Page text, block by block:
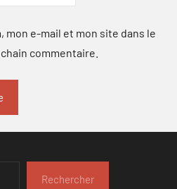
mon e-mail et mon site dans le
commentaire.
Rechercher